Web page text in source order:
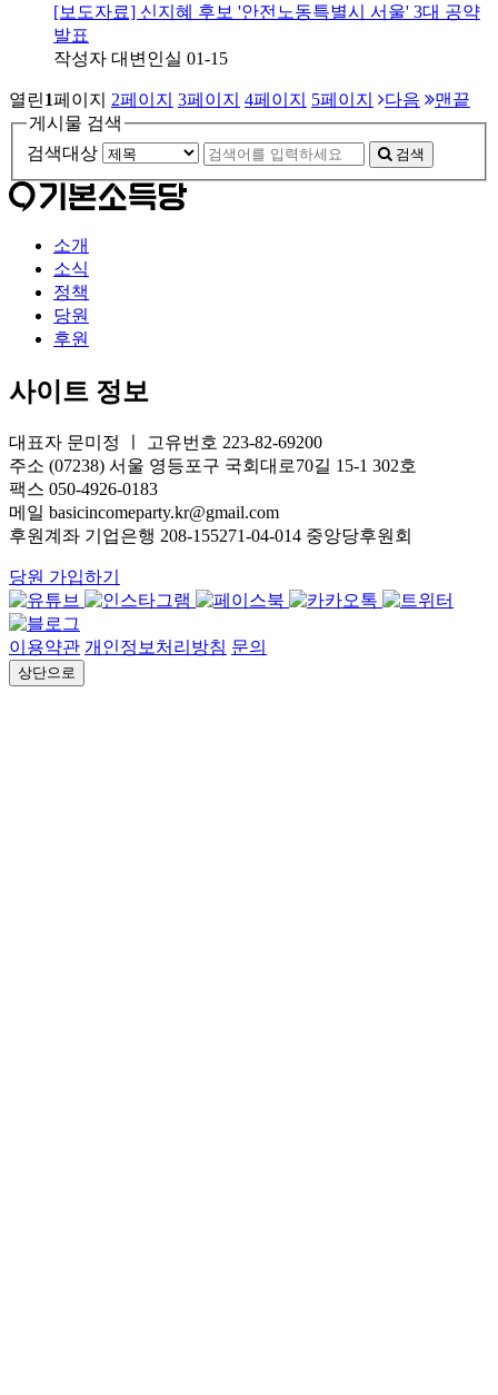
[보도자료] 신지혜 후보 '안전노동특별시 서울' 3대 공약
발표
작성자 대변인실 01-15
열린1페이지 2페이지 3페이지 4페이지 5페이지 다음
맨끝
게시물 검색
검색대상
검색
소개
소식
정책
당원
후원
사이트 정보
대표자 문미정 ㅣ 고유번호 223-82-69200
주소 (07238) 서울 영등포구 국회대로70길 15-1 302호
팩스 050-4926-0183
메일 basicincomeparty.kr@gmail.com
후원계좌 기업은행 208-155271-04-014 중앙당후원회
당원 가입하기
이용약관 개인정보처리방침 문의
상단으로